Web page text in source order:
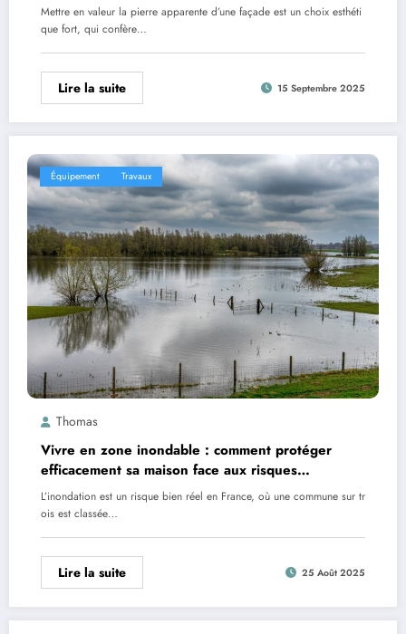
Mettre en valeur la pierre apparente d’une façade est un choix esthéti
que fort, qui confère…
Lire la suite 15 Septembre 2025
Équipement Travaux
Thomas
Vivre en zone inondable : comment protéger
efficacement sa maison face aux risques
d’inondation
L’inondation est un risque bien réel en France, où une commune sur tr
ois est classée…
Lire la suite 25 Août 2025